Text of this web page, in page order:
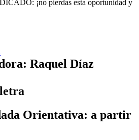
¡no pierdas esta oportunidad y
Raquel Díaz
Orientativa: a partir